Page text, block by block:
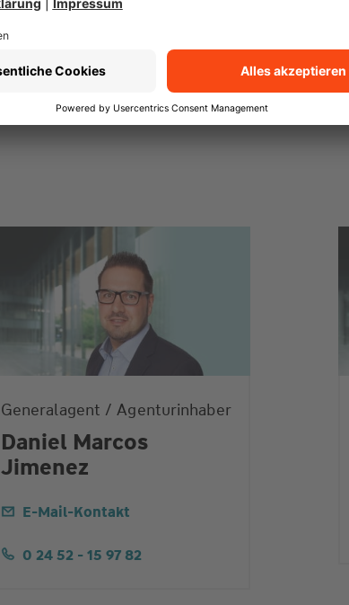
Generalagent / Agenturinhaber
Daniel Marcos
Jimenez
E-Mail-Kontakt
0 24 52 - 15 97 82